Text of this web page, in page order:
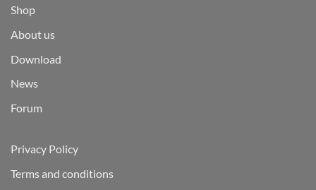
Shop
About us
Download
News
Forum
Privacy Policy
Terms and conditions